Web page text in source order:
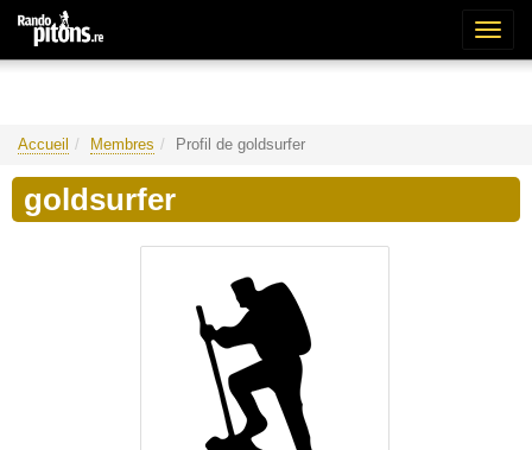
Accueil Membres Profil de goldsurfer
goldsurfer